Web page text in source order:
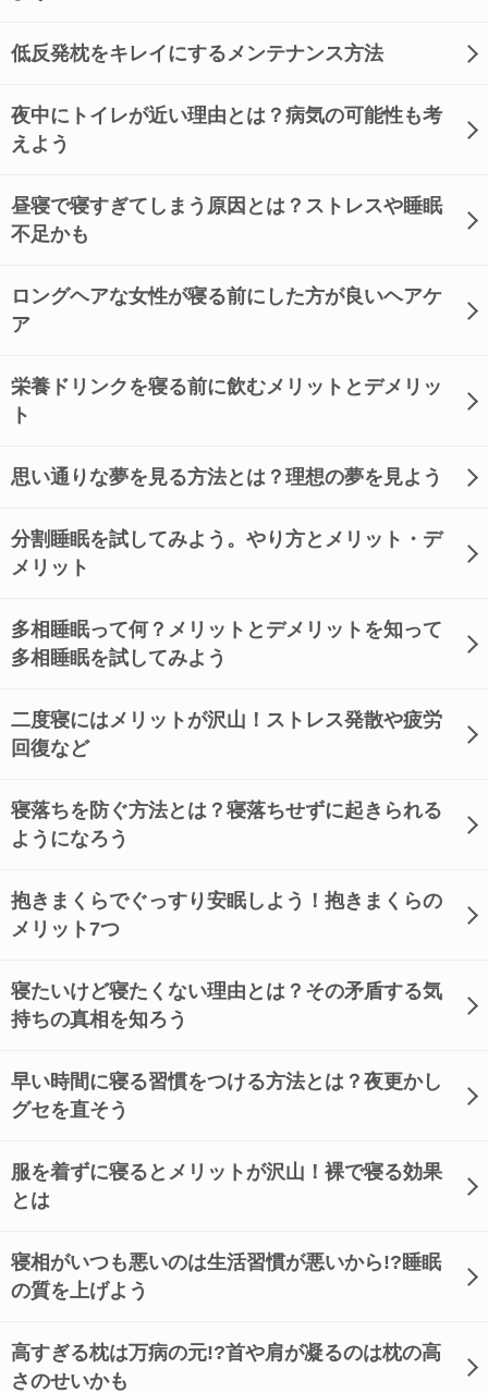
低反発枕をキレイにするメンテナンス方法
夜中にトイレが近い理由とは？病気の可能性も考
えよう
昼寝で寝すぎてしまう原因とは？ストレスや睡眠
不足かも
ロングヘアな女性が寝る前にした方が良いヘアケ
ア
栄養ドリンクを寝る前に飲むメリットとデメリッ
ト
思い通りな夢を見る方法とは？理想の夢を見よう
分割睡眠を試してみよう。やり方とメリット・デ
メリット
多相睡眠って何？メリットとデメリットを知って
多相睡眠を試してみよう
二度寝にはメリットが沢山！ストレス発散や疲労
回復など
寝落ちを防ぐ方法とは？寝落ちせずに起きられる
ようになろう
抱きまくらでぐっすり安眠しよう！抱きまくらの
メリット7つ
寝たいけど寝たくない理由とは？その矛盾する気
持ちの真相を知ろう
早い時間に寝る習慣をつける方法とは？夜更かし
グセを直そう
服を着ずに寝るとメリットが沢山！裸で寝る効果
とは
寝相がいつも悪いのは生活習慣が悪いから!?睡眠
の質を上げよう
高すぎる枕は万病の元!?首や肩が凝るのは枕の高
さのせいかも